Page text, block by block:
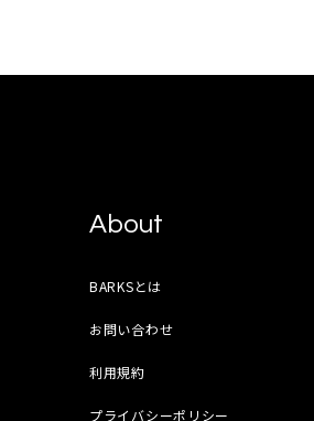
About
BARKSとは
お問い合わせ
利用規約
プライバシーポリシー